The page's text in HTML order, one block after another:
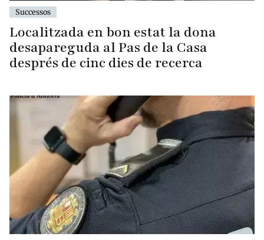
Successos
Localitzada en bon estat la dona
desapareguda al Pas de la Casa
després de cinc dies de recerca